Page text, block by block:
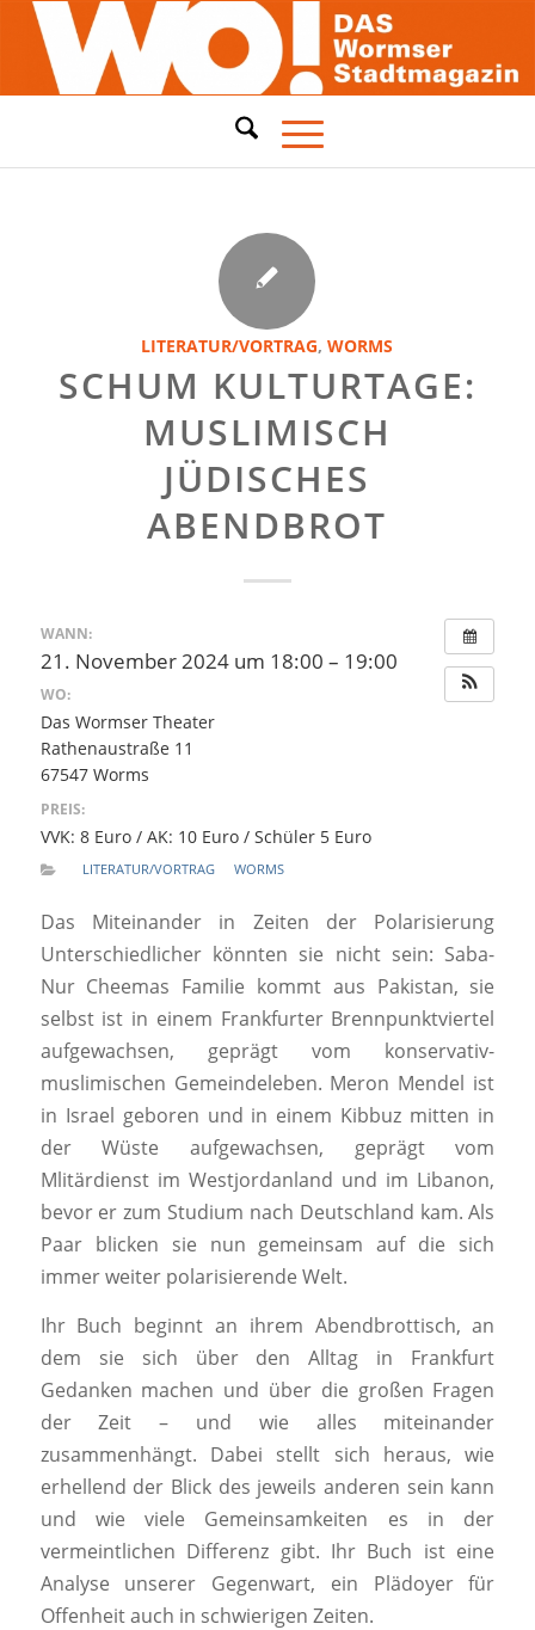
LITERATUR/VORTRAG,WORMS
SCHUM KULTURTAGE:
MUSLIMISCH
JÜDISCHES
ABENDBROT
WANN:
21. November 2024 um 18:00 – 19:00
WO:
Das Wormser Theater
Rathenaustraße 11
67547 Worms
PREIS:
VVK: 8 Euro / AK: 10 Euro / Schüler 5 Euro
LITERATUR/VORTRAG WORMS
Das Miteinander in Zeiten der Polarisierung
Unterschiedlicher könnten sie nicht sein: Saba-
Nur Cheemas Familie kommt aus Pakistan, sie
selbst ist in einem Frankfurter Brennpunktviertel
aufgewachsen, geprägt vom konservativ-
muslimischen Gemeindeleben. Meron Mendel ist
in Israel geboren und in einem Kibbuz mitten in
der Wüste aufgewachsen, geprägt vom
Mlitärdienst im Westjordanland und im Libanon,
bevor er zum Studium nach Deutschland kam. Als
Paar blicken sie nun gemeinsam auf die sich
immer weiter polarisierende Welt.
Ihr Buch beginnt an ihrem Abendbrottisch, an
dem sie sich über den Alltag in Frankfurt
Gedanken machen und über die großen Fragen
der Zeit – und wie alles miteinander
zusammenhängt. Dabei stellt sich heraus, wie
erhellend der Blick des jeweils anderen sein kann
und wie viele Gemeinsamkeiten es in der
vermeintlichen Differenz gibt. Ihr Buch ist eine
Analyse unserer Gegenwart, ein Plädoyer für
Offenheit auch in schwierigen Zeiten.